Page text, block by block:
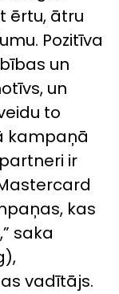
ērtu, ātru
Pozitīva
un
un
to
kampaņā
ir
kas
saka
vadītājs.